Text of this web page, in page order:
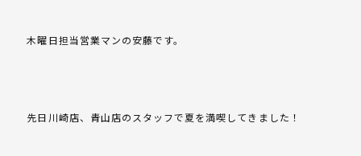
木曜日担当営業マンの安藤です。
先日川崎店、青山店のスタッフで夏を満喫してきました！